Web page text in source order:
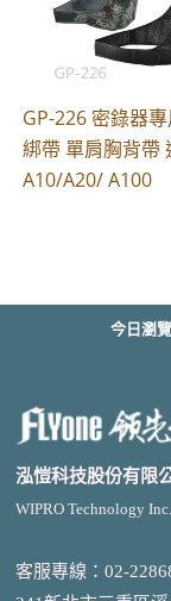
GP-226 密錄器
綁帶 單肩胸背帶
A10/A20/ A100
今日瀏
泓愷科技股份有限
WIPRO Technology Inc.
客服專線：02-